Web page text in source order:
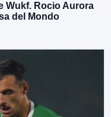
Wukf. Rocio Aurora
del Mondo